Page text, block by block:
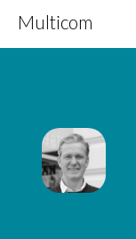
Multicom